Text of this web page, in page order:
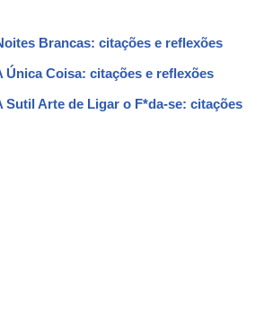
Brancas: citações e reflexões
Única Coisa: citações e reflexões
Sutil Arte de Ligar o F*da-se: citações